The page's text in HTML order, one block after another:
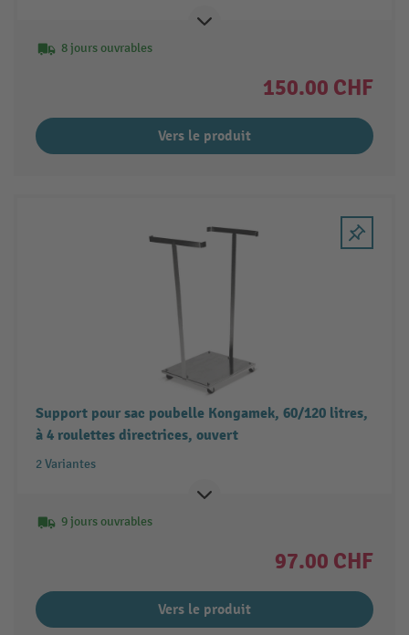
8 jours ouvrables
150.00 CHF
Vers le produit
Support pour sac poubelle Kongamek, 60/120 litres,
à 4 roulettes directrices, ouvert
2 Variantes
9 jours ouvrables
97.00 CHF
Vers le produit